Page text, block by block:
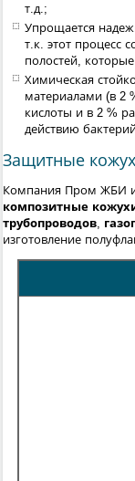
т.д.;
Упрощается
т.к. этот процесс
полостей,
Химическая
материалами (в 2
кислоты и в 2 %
действию
Защитные
Компания Пром ЖБИ
композитные
трубопроводов,
изготовление